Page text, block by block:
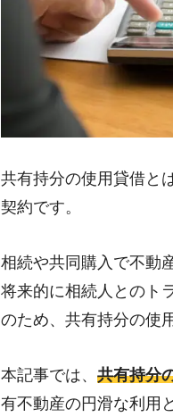
共有持分の使用貸借と
契約です。
相続や共同購入で不動
将来的に相続人とのト
のため、共有持分の使
本記事では、 共有持分
有不動産の円滑な利用